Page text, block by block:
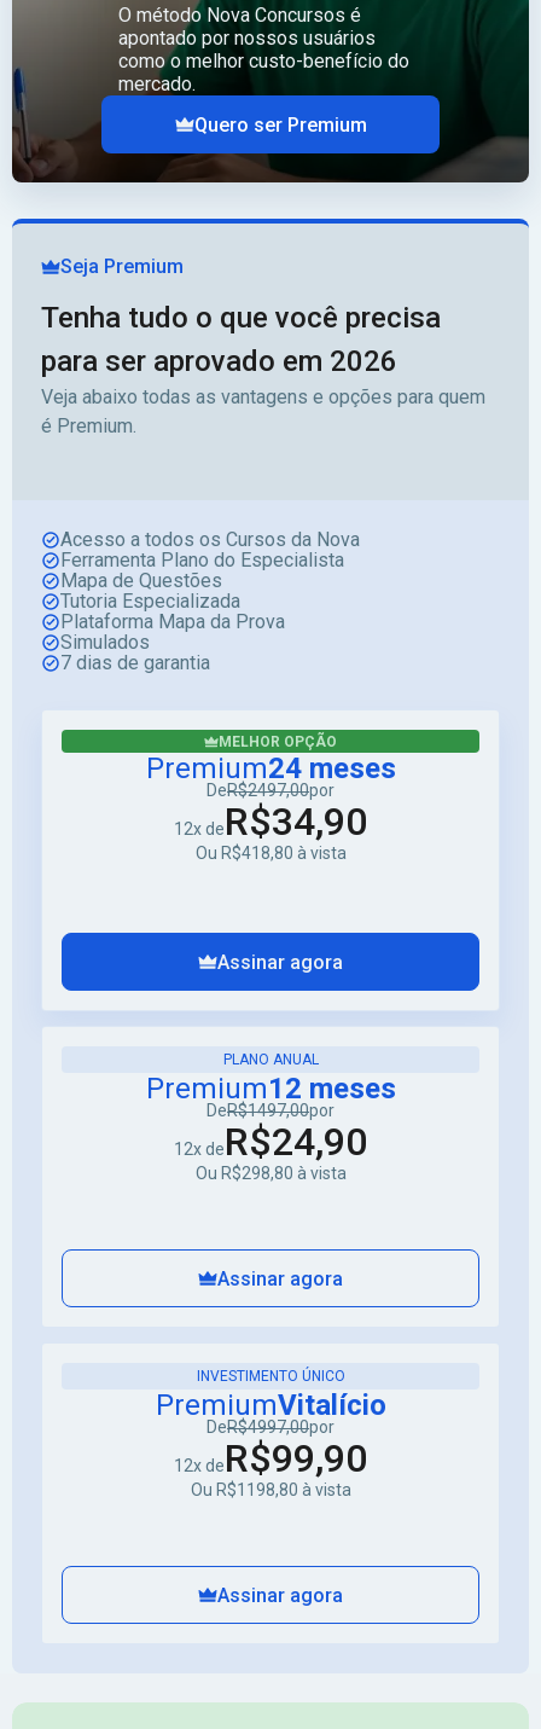
O método Nova Concursos é
apontado por nossos usuários
como o melhor custo-benefício do
mercado.
Quero ser Premium
Seja Premium
Tenha tudo o que você precisa
para ser aprovado em 2026
Veja abaixo todas as vantagens e opções para quem
é Premium.
Acesso a todos os Cursos da Nova
Ferramenta Plano do Especialista
Mapa de Questões
Tutoria Especializada
Plataforma Mapa da Prova
Simulados
7 dias de garantia
MELHOR OPÇÃO
Premium24 meses
DeR$2497,00por
12x deR$34,90
Ou R$418,80 à vista
Assinar agora
PLANO ANUAL
Premium12 meses
DeR$1497,00por
12x deR$24,90
Ou R$298,80 à vista
Assinar agora
INVESTIMENTO ÚNICO
PremiumVitalício
DeR$4997,00por
12x deR$99,90
Ou R$1198,80 à vista
Assinar agora